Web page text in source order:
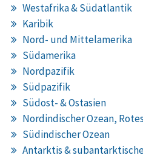
Westafrika & Südatlantik
Karibik
Nord- und Mittelamerika
Südamerika
Nordpazifik
Südpazifik
Südost- & Ostasien
Nordindischer Ozean,
Südindischer Ozean
Antarktis &